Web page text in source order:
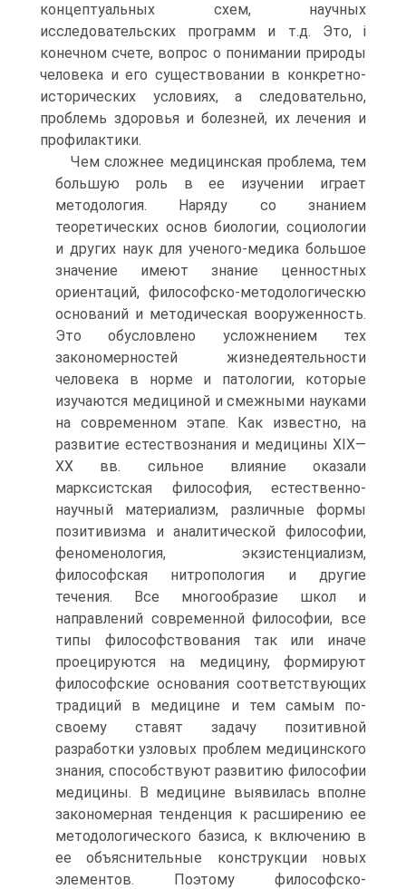
концептуальных схем, научных
исследовательских программ и т.д. Это, і
конечном счете, вопрос о понимании природы
человека и его существовании в конкретно-
исторических условиях, а следовательно,
проблемь здоровья и болезней, их лечения и
профилактики.
Чем сложнее медицинская проблема, тем
большую роль в ее изучении играет
методология. Наряду со знанием
теоретических основ биологии, социологии
и других наук для ученого-медика большое
значение имеют знание ценностных
ориентаций, философско-методологическю
оснований и методическая вооруженность.
Это обусловлено усложнением тех
закономерностей жизнедеятельности
человека в норме и патологии, которые
изучаются медициной и смежными науками
на современном этапе. Как известно, на
развитие естествознания и медицины XIX—
XX вв. сильное влияние оказали
марксистская философия, естественно-
научный материализм, различные формы
позитивизма и аналитической философии,
феноменология, экзистенциализм,
философская нитропология и другие
течения. Все многообразие школ и
направлений современной философии, все
типы философствования так или иначе
проецируются на медицину, формируют
философские основания соответствующих
традиций в медицине и тем самым по-
своему ставят задачу позитивной
разработки узловых проблем медицинского
знания, способствуют развитию философии
медицины. В медицине выявилась вполне
закономерная тенденция к расширению ее
методологического базиса, к включению в
ее объяснительные конструкции новых
элементов. Поэтому философско-